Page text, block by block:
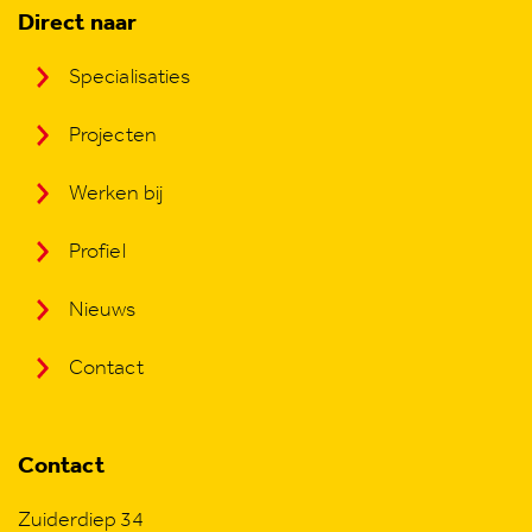
Direct naar
Specialisaties
Projecten
Werken bij
Profiel
Nieuws
Contact
Contact
Zuiderdiep 34